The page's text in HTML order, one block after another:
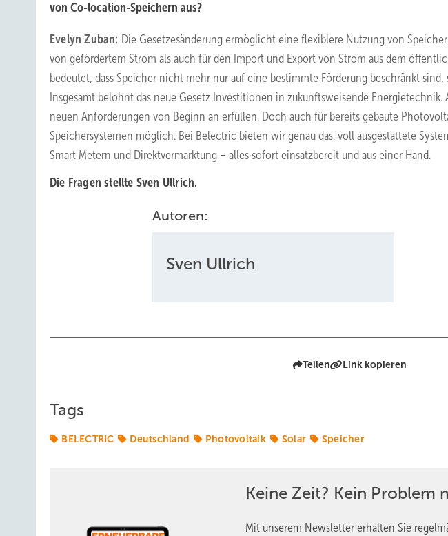
von Co-location-Speichern aus?
Evelyn Zuban: Die Gesetzesänderung ermöglicht eine flexiblere Nutzung von
von gefördertem Strom als auch für den Import und Export von Strom aus dem
bedeutet, dass Speicher nicht mehr nur auf eine bestimmte Förderung beschränkt
Insgesamt belohnt das neue Gesetz Investitionen in zukunftsweisende
neuen Anforderungen von Beginn an erfüllen. Doch auch für bereits gebaute
Speichersystemen möglich. Bei Belectric bieten wir genau das: voll ausgestattete
Smart Metern und Direktvermarktung – alles sofort einsatzbereit und aus einer Hand.
Die Fragen stellte Sven Ullrich.
Autoren:
Sven Ullrich
Teilen Link kopieren
Tags
BELECTRIC Deutschland Photovoltaik Solar Speicher
Keine Zeit? Kein Problem
Mit unserem Newsletter erhalten Sie